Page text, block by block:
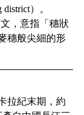
）。
，意指「穗狀
穗般尖細的形
拉紀末期，約